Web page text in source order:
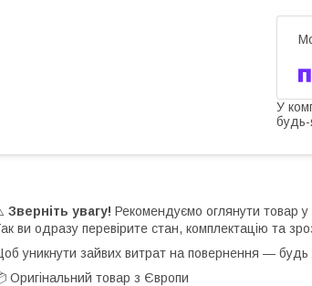
У
будь-
Зверніть увагу! Рекомендуємо оглянути товар
ви одразу перевірите стан, комплектацію та
уникнути зайвих витрат на повернення — будь
Оригінальний товар з Європи